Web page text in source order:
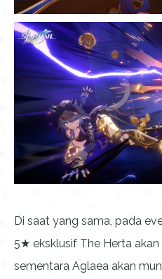
Di saat yang sama, pada
5★ eksklusif The Herta
sementara Aglaea akan